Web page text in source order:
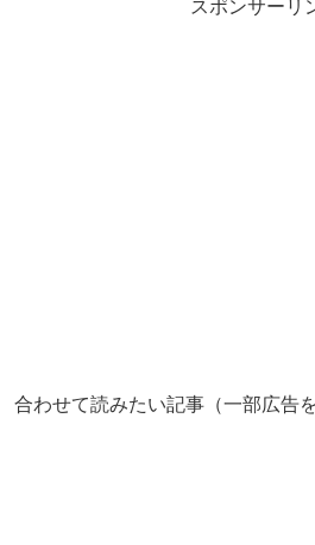
スポンサーリ
合わせて読みたい記事（一部広告を